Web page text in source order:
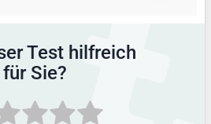
Test hilfreich
für Sie?